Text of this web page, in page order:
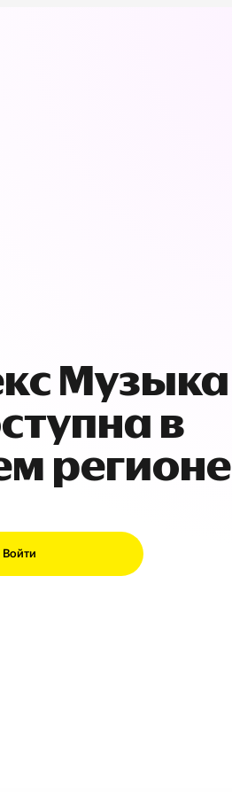
Музыка
в
регионе
Войти